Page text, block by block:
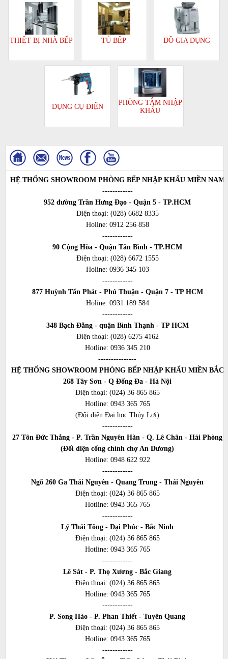
THIẾT BỊ NHÀ BẾP TỦ BẾP ĐỒ GIA DỤNG
DỤNG CỤ ĐIỆN
PHÒNG TẮM NHẬP
KHẨU
HỆ THỐNG SHOWROOM PHÒNG BẾP NHẬP KHẨU MIỀN NAM
------------
952 đường Trần Hưng Đạo - Quận 5 - TP.HCM
Điện thoại: (028) 6682 8335
Holine: 0912 256 858
------------
90 Cộng Hòa - Quận Tân Bình - TP.HCM
Điện thoại: (028) 6672 1555
Holine: 0936 345 103
------------
877 Huỳnh Tấn Phát - Phú Thuận - Quận 7 - TP HCM
Holine: 0931 189 584
------------
348 Bạch Đằng - quận Bình Thạnh - TP HCM
Điện thoại: (028) 6275 4162
Hotline: 0936 345 210
---------------
HỆ THỐNG SHOWROOM PHÒNG BẾP NHẬP KHẨU MIỀN BẮC
268 Tây Sơn - Q Đống Đa - Hà Nội
Điện thoại: (024) 36 865 865
Hotline: 0943 365 765
(Đối diện Đại học Thủy Lợi)
------------
27 Tôn Đức Thắng - P. Trần Nguyên Hãn - Q. Lê Chân - Hải Phòng
(Đối diện cổng chính chợ An Dương)
Hotline: 0948 622 922
------------
Ngõ 260 Ga Thái Nguyên - Quang Trung - Thái Nguyên
Điện thoại: (024) 36 865 865
Hotline: 0943 365 765
------------
Lý Thái Tông - Đại Phúc - Bắc Ninh
Điện thoại: (024) 36 865 865
Hotline: 0943 365 765
------------
Lê Sát - P. Thọ Xương - Bắc Giang
Điện thoại: (024) 36 865 865
Hotline: 0943 365 765
------------
P. Song Hào - P. Phan Thiết - Tuyên Quang
Điện thoại: (024) 36 865 865
Hotline: 0943 365 765
------------